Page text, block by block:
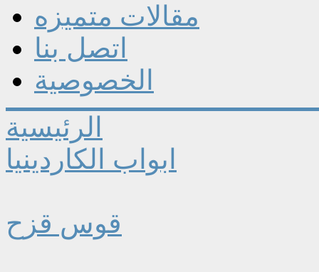
مقالات متميزه
اتصل بنا
الخصوصية
الرئيسية
ابواب الكاردينيا
قوس قزح